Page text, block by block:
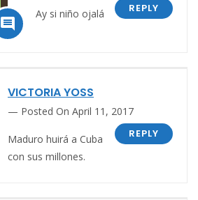

REPLY
Ay si niño ojalá
VICTORIA YOSS
Posted On April 11, 2017
REPLY
Maduro huirá a Cuba
con sus millones.